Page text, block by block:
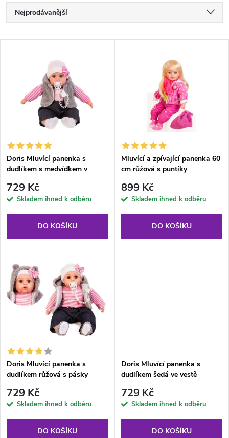
Ř
a
í
p
r
o
d
u
k
ů
Nejprodávanější
Abecedně
s
p
r
u
k
ů
Doris Mluvící panenka s
dudlíkem s medvídkem v
729 Kč
Skladem ihned k odběru
DO KOŠÍKU
Mluvící a zpívající panenka 60
cm růžová s puntíky
899 Kč
Skladem ihned k odběru
DO KOŠÍKU
Doris Mluvící panenka s
dudlíkem růžová s pásky
729 Kč
Skladem ihned k odběru
DO KOŠÍKU
Doris Mluvící panenka s
dudlíkem šedá ve vestě
729 Kč
Skladem ihned k odběru
DO KOŠÍKU